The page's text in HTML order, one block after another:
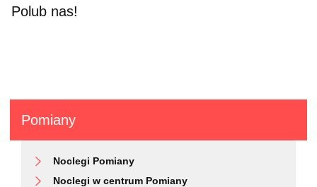
Polub nas!
Pomiany
Noclegi Pomiany
Noclegi w centrum Pomiany